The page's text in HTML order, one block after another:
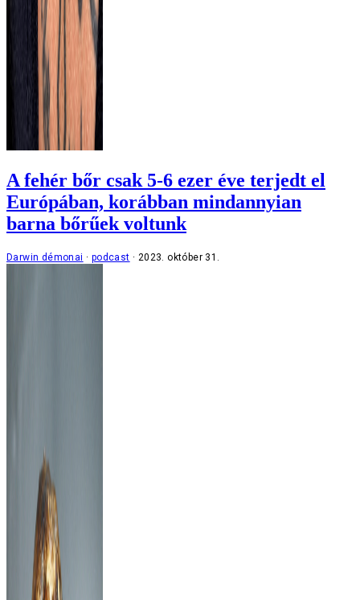
A fehér bőr csak 5-6 ezer éve terjedt el
Európában, korábban mindannyian
barna bőrűek voltunk
Darwin démonai podcast 2023. október 31.